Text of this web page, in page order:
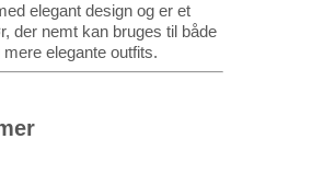
elegant design og er et
der nemt kan bruges til både
elegante outfits.